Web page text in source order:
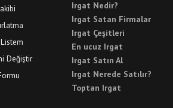
Değiştir
Irgat Nedir?
Irgat Satan Firmalar
Irgat Çeşitleri
En ucuz Irgat
Irgat Satın Al
Irgat Nerede Satılır?
Toptan Irgat